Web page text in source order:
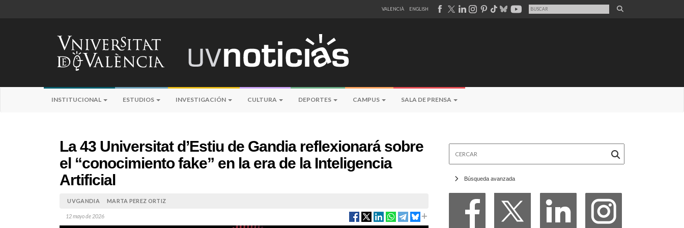
VALENCIÀ ENGLISH
INSTITUCIONAL ESTUDIOS INVESTIGACIÓN CULTURA DEPORTES CAMPUS SALA DE PRENSA
La 43 Universitat d’Estiu de Gandia reflexionará sobre
el “conocimiento fake” en la era de la Inteligencia
Artificial
UVGANDIA MARTA PEREZ ORTIZ
12 mayo de 2026
Búsqueda avanzada